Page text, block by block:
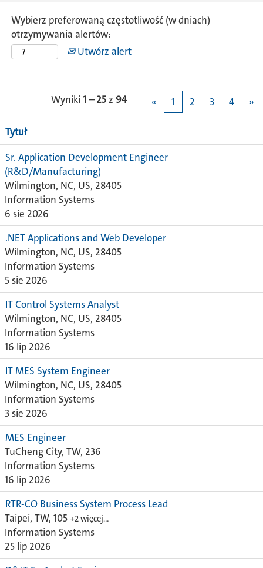
Wybierz preferowaną częstotliwość (w dniach)
otrzymywania alertów:
Utwórz alert
Wyniki 1 – 25z 94 « 1 2 3 4 »
Tytuł
Sr. Application Development Engineer
(R&D/Manufacturing)
Wilmington, NC, US, 28405
Information Systems
6 sie 2026
.NET Applications and Web Developer
Wilmington, NC, US, 28405
Information Systems
5 sie 2026
IT Control Systems Analyst
Wilmington, NC, US, 28405
Information Systems
16 lip 2026
IT MES System Engineer
Wilmington, NC, US, 28405
Information Systems
3 sie 2026
MES Engineer
TuCheng City, TW, 236
Information Systems
16 lip 2026
RTR-CO Business System Process Lead
Taipei, TW, 105 +2 więcej…
Information Systems
25 lip 2026